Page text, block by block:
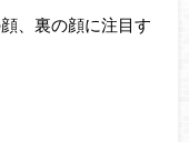
、裏の顔に注目す